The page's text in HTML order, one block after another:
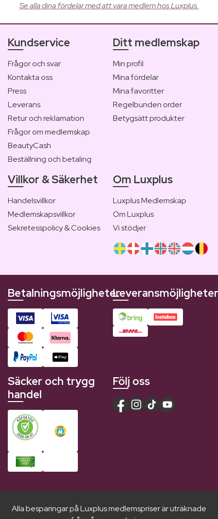
Se alla dina fördelar med att vara medlem hos Luxplus.
Kundservice
Frågor och svar
Kontakta oss
Press
Leverans
Retur och reklamation
Frågor om medlemskap
BeautyCash
Beställning och betaling
Ditt medlemskap
Min profil
Mina fördelar
Mina favoritter
Regelbunden order
Betygsätt produkter
Villkor & Säkerhet
Handelsvillkor
Medlemskapsvillkor
Sekretesspolicy & Cookies
Om Luxplus
Luxplus Medlemskap
Om Luxplus
Vi stödjer
BetalningsmöjligheterLeveransmöjligheter
Säcker och trygg
handel
Följ oss
Alla besparingar på Luxplus medlemspriser är uträknade